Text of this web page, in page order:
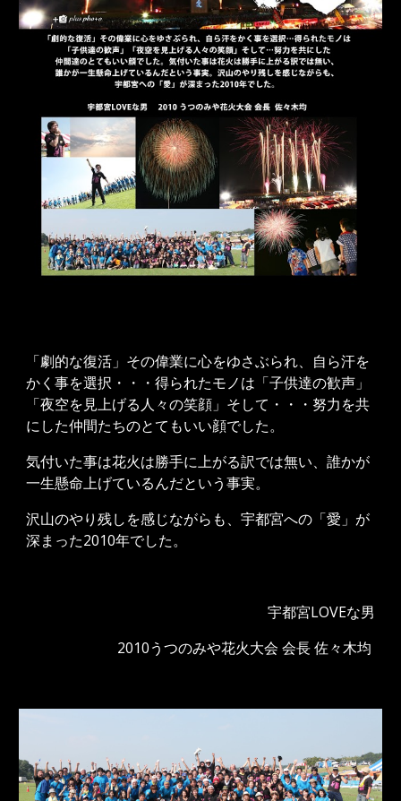
「劇的な復活」その偉業に心をゆさぶられ、自ら汗を
かく事を選択・・・得られたモノは「子供達の歓声」
「夜空を見上げる人々の笑顔」そして・・・努力を共
にした仲間たちのとてもいい顔でした。
気付いた事は花火は勝手に上がる訳では無い、誰かが
一生懸命上げているんだという事実。
沢山のやり残しを感じながらも、宇都宮への「愛」が
深まった2010年でした。
宇都宮LOVEな男
2010うつのみや花火大会 会長 佐々木均